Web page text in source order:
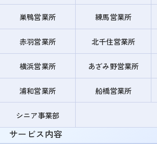
巣鴨営業所 練馬営業所
赤羽営業所 北千住営業所
横浜営業所 あざみ野営業所
浦和営業所 船橋営業所
シニア事業部
サービス内容